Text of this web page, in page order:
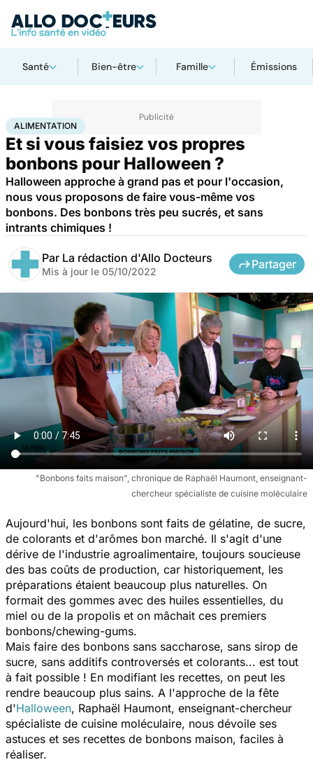
Santé Bien-être Famille Émissions
AccueilBien-être Nutrition Alimentation
ALIMENTATION
Et si vous faisiez vos propres
bonbons pour Halloween ?
Halloween approche à grand pas et pour l'occasion,
nous vous proposons de faire vous-même vos
bonbons. Des bonbons très peu sucrés, et sans
intrants chimiques !
Par La rédaction d'Allo Docteurs
Mis à jour le 05/10/2022
Partager
"Bonbons faits maison", chronique de Raphaël Haumont, enseignant-
chercheur spécialiste de cuisine moléculaire
Aujourd'hui, les bonbons sont faits de gélatine, de sucre,
de colorants et d'arômes bon marché. Il s'agit d'une
dérive de l'industrie agroalimentaire, toujours soucieuse
des bas coûts de production, car historiquement, les
préparations étaient beaucoup plus naturelles. On
formait des gommes avec des huiles essentielles, du
miel ou de la propolis et on mâchait ces premiers
bonbons/chewing-gums.
Mais faire des bonbons sans saccharose, sans sirop de
sucre, sans additifs controversés et colorants... est tout
à fait possible ! En modifiant les recettes, on peut les
rendre beaucoup plus sains. A l'approche de la fête
d'Halloween, Raphaël Haumont, enseignant-chercheur
spécialiste de cuisine moléculaire, nous dévoile ses
astuces et ses recettes de bonbons maison, faciles à
réaliser.